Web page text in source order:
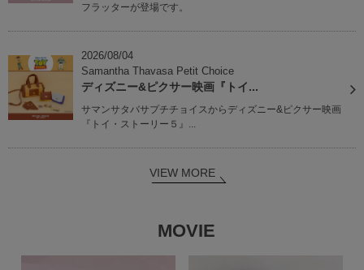
フラッターが登場です。
2026/08/04
Samantha Thavasa Petit Choice
ディズニー&ピクサー映画『トイ...
サマンサタバサプチチョイスからディズニー&ピクサー映画
『トイ・ストーリー５』...
VIEW MORE
MOVIE